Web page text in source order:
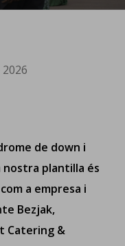
de down i
nostra plantilla és
a empresa i
Bezjak,
Catering &